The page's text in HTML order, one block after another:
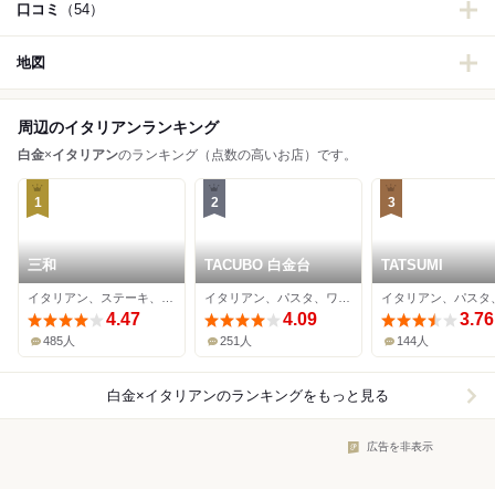
口コミ （54）
地図
周辺のイタリアンランキング
白金×イタリアンのランキング（点数の高いお店）です。
1
三和
4.47
485人
2
TACUBO 白金台
4.09
251人
3
TATSUMI
3.76
144人
白金×イタリアンのランキングをもっと見る
広告を非表示